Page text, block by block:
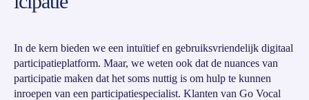
In de kern bieden we een intuïtief en gebruiksvriendelijk digitaal
participatieplatform. Maar, we weten ook dat de nuances van
participatie maken dat het soms nuttig is om hulp te kunnen
inroepen van een participatiespecialist. Klanten van Go Vocal